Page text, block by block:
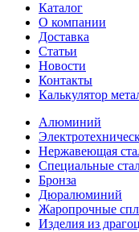
Каталог
О компании
Доставка
Статьи
Новости
Контакты
Калькулятор
Алюминий
Нержавеющая
Специальные
Бронза
Дюралюминий
Жаропрочные
Изделия из